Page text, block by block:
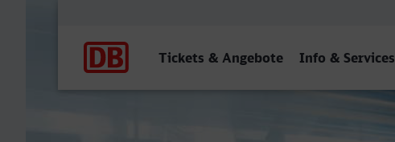
Tickets & Angebote Info & Services